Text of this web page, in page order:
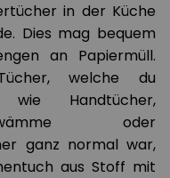
in der Küche
Dies mag bequem
an Papiermüll.
welche du
wie Handtücher,
oder
ganz normal war,
aus Stoff mit